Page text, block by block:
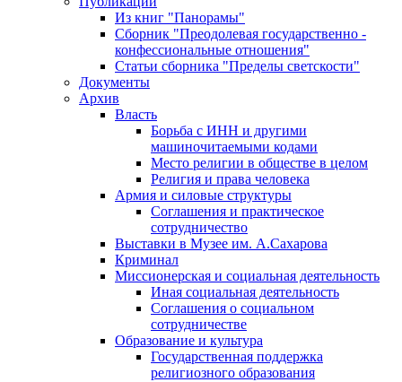
Из книг "Панорамы"
Сборник "Преодолевая государственно -
конфессиональные отношения"
Статьи сборника "Пределы светскости"
Документы
Архив
Власть
Борьба с ИНН и другими
машиночитаемыми кодами
Место религии в обществе в целом
Религия и права человека
Армия и силовые структуры
Соглашения и практическое
сотрудничество
Выставки в Музее им. А.Сахарова
Криминал
Миссионерская и социальная деятельность
Иная социальная деятельность
Соглашения о социальном
сотрудничестве
Образование и культура
Государственная поддержка
религиозного образования